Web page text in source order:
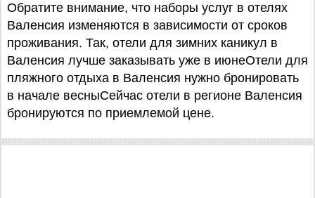
Обратите внимание, что наборы услуг в отелях
Валенсия изменяются в зависимости от сроков
проживания. Так, отели для зимних каникул в
Валенсия лучше заказывать уже в июнеОтели для
пляжного отдыха в Валенсия нужно бронировать
в начале весныСейчас отели в регионе Валенсия
бронируются по приемлемой цене.